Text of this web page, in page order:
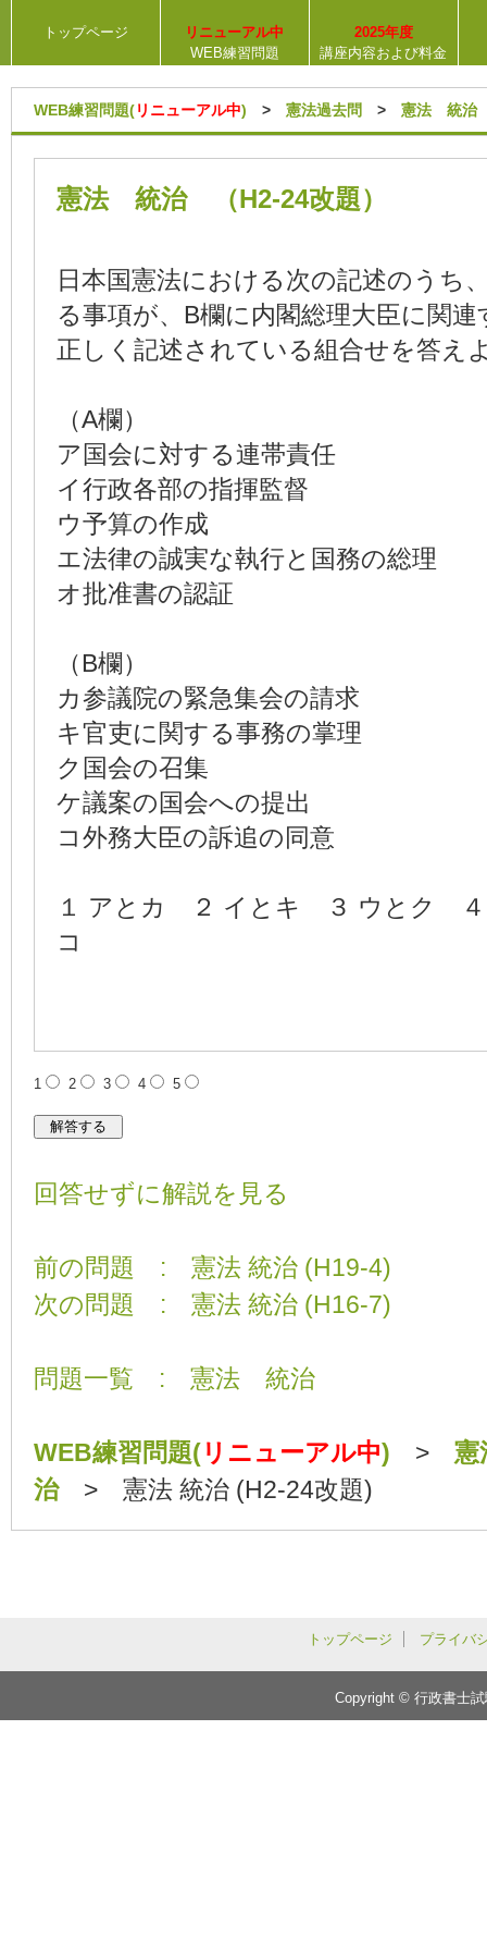
トップページ
リニューアル中
WEB練習問題
2025年度
講座内容および料金
WEB練習問題(リニューアル中) > 憲法過去問 > 憲法 統治
憲法 統治 （H2-24改題）
日本国憲法における次の記述のうち
る事項が、B欄に内閣総理大臣に関
正しく記述されている組合せを答え
（A欄
ア国会に対する連帯責任
イ行政各部の指揮監督
ウ予算の作成
エ法律の誠実な執行と国務の総理
オ批准書の認証
（B欄）
カ参議院の緊急集会の請求
キ官吏に関する事務の掌理
ク国会の召集
ケ議案の国会への提出
コ外務大臣の訴追の同意
１ アとカ ２ イとキ ３ ウとク
コ
1 2 3 4 5
回答せずに解説を見る
前の問題 : 憲法 統治 (H19-4)
次の問題 : 憲法 統治 (H16-7)
問題一覧 : 憲法 統治
WEB練習問題(リニューアル中) > 憲
治> 憲法 統治 (H2-24改題)
トップページ プライバ
Copyright © 行政書士